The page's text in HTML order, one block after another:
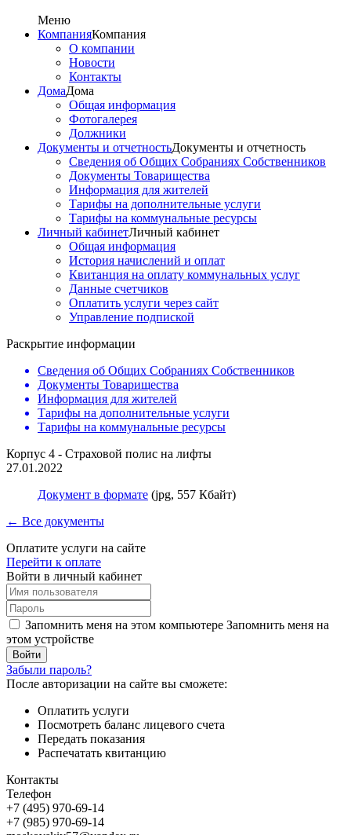
Меню
КомпанияКомпания
О компании
Новости
Контакты
ДомаДома
Общая информация
Фотогалерея
Должники
Документы и отчетностьДокументы и отчетность
Сведения об Общих Собраниях Собственников
Документы Товарищества
Информация для жителей
Тарифы на дополнительные услуги
Тарифы на коммунальные ресурсы
Личный кабинетЛичный кабинет
Общая информация
История начислений и оплат
Квитанция на оплату коммунальных услуг
Данные счетчиков
Оплатить услуги через сайт
Управление подпиской
Раскрытие информации
Сведения об Общих Собраниях Собственников
Документы Товарищества
Информация для жителей
Тарифы на дополнительные услуги
Тарифы на коммунальные ресурсы
Корпус 4 - Страховой полис на лифты
27.01.2022
Документ в формате (jpg, 557 Кбайт)
← Все документы
Оплатите услуги на сайте
Перейти к оплате
Войти в личный кабинет
Запомнить меня на этом компьютере Запомнить меня на
этом устройстве
Забыли пароль?
После авторизации на сайте вы сможете:
Оплатить услуги
Посмотреть баланс лицевого счета
Передать показания
Распечатать квитанцию
Контакты
Телефон
+7 (495) 970-69-14
+7 (985) 970-69-14